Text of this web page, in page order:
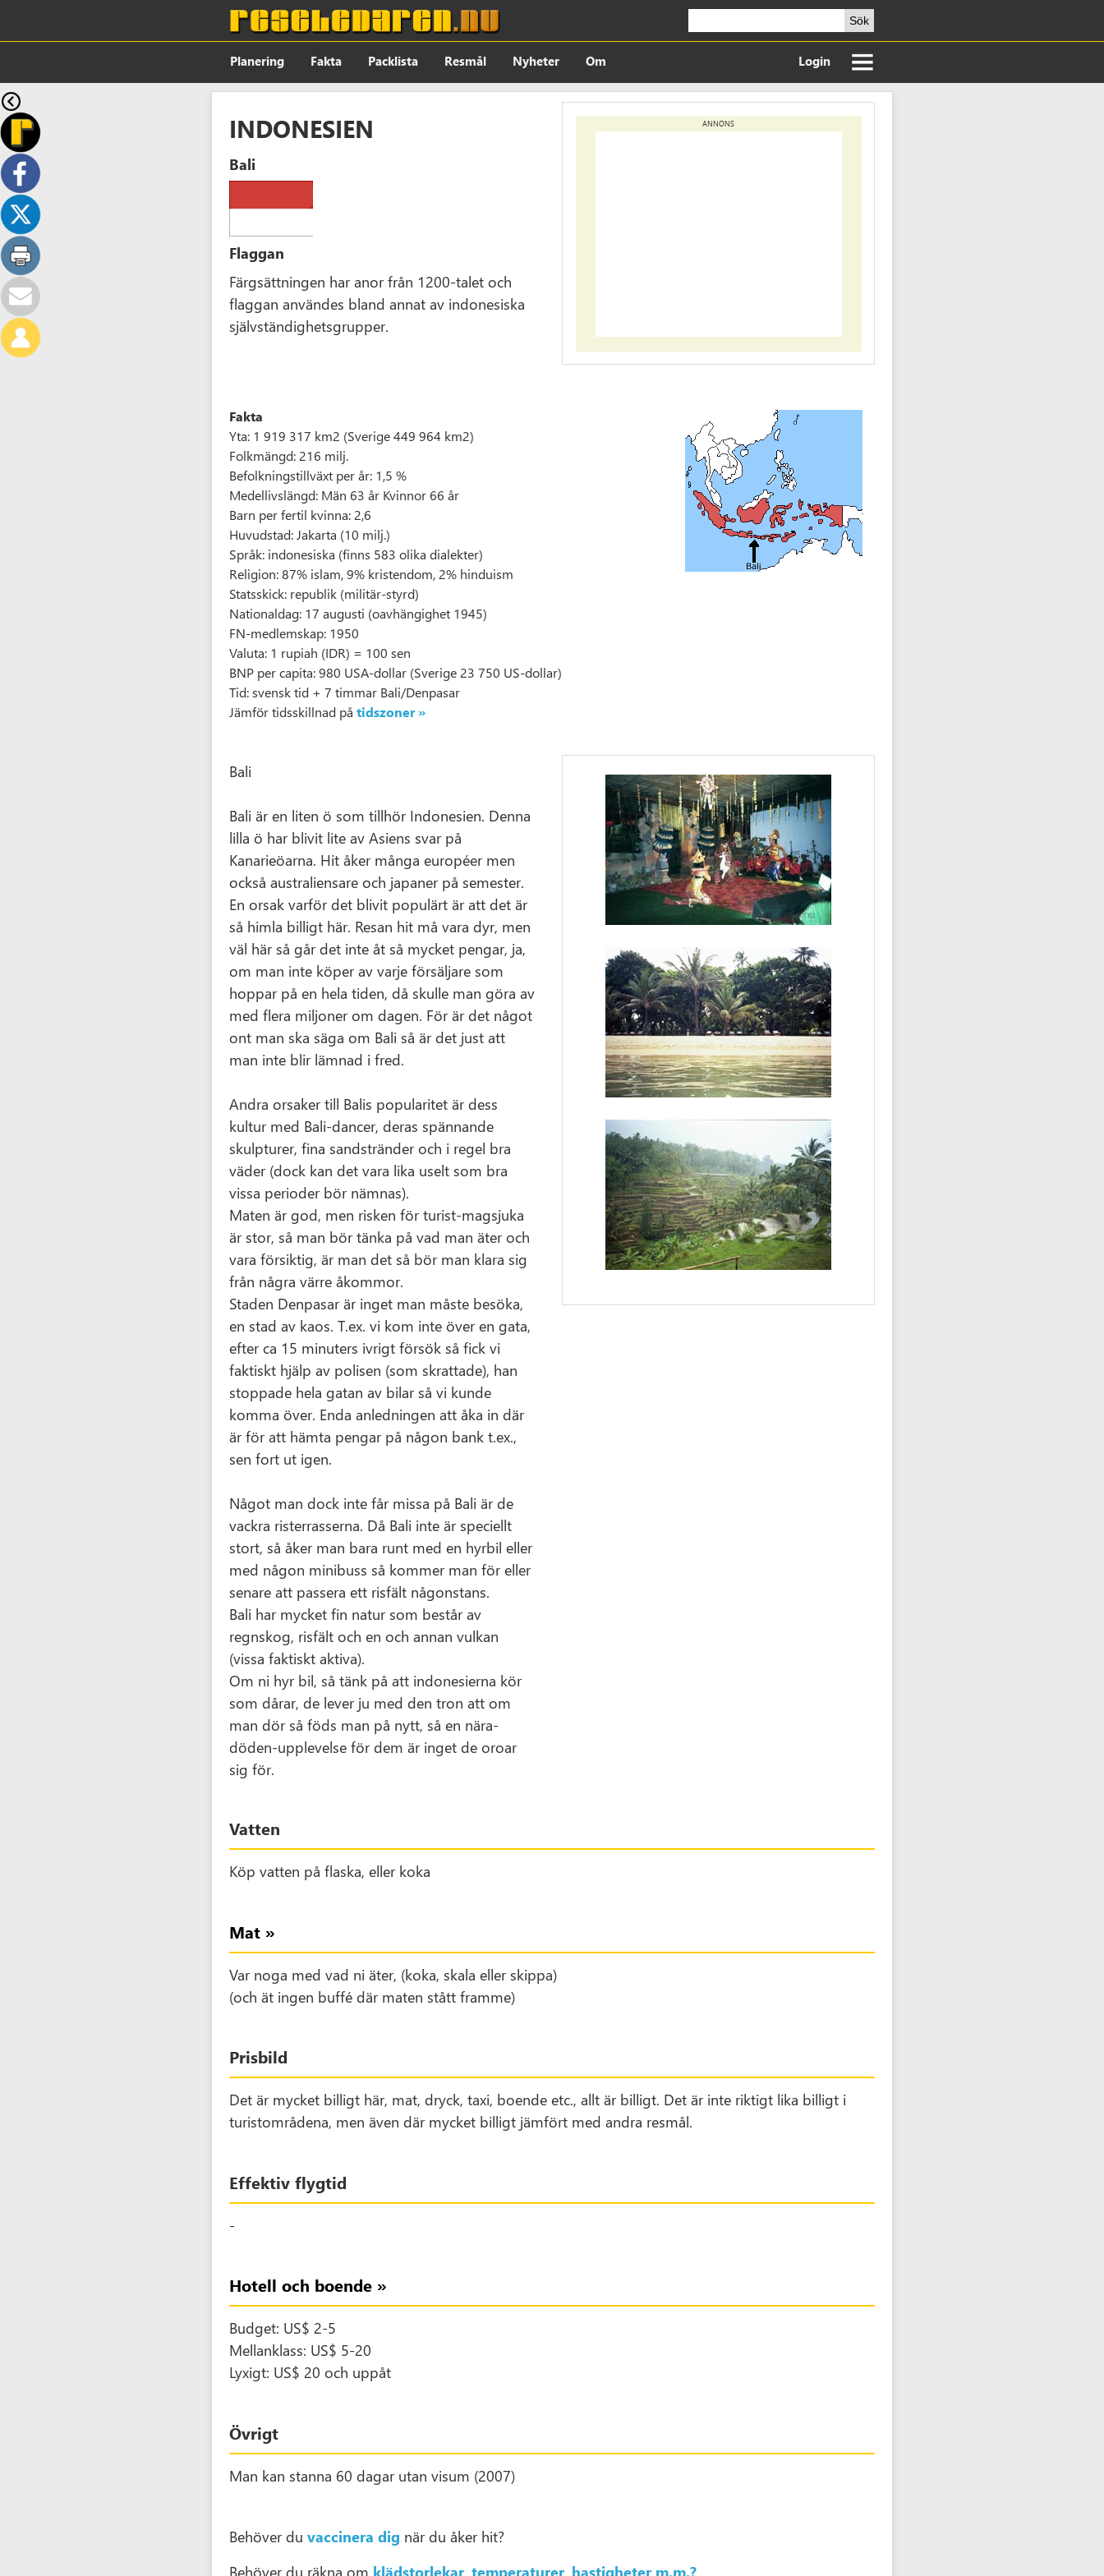
Sök
Planering Fakta Packlista Resmål Nyheter Om Login
INDONESIEN
Bali
Flaggan
Färgsättningen har anor från 1200-talet och
flaggan användes bland annat av indonesiska
självständighetsgrupper.
ANNONS
Fakta
Yta: 1 919 317 km2 (Sverige 449 964 km2)
Folkmängd: 216 milj.
Befolkningstillväxt per år: 1,5 %
Medellivslängd: Män 63 år Kvinnor 66 år
Barn per fertil kvinna: 2,6
Huvudstad: Jakarta (10 milj.)
Språk: indonesiska (finns 583 olika dialekter)
Religion: 87% islam, 9% kristendom, 2% hinduism
Statsskick: republik (militär-styrd)
Nationaldag: 17 augusti (oavhängighet 1945)
FN-medlemskap: 1950
Valuta: 1 rupiah (IDR) = 100 sen
BNP per capita: 980 USA-dollar (Sverige 23 750 US-dollar)
Tid: svensk tid + 7 timmar Bali/Denpasar
Jämför tidsskillnad på tidszoner »
Bali
Bali är en liten ö som tillhör Indonesien. Denna
lilla ö har blivit lite av Asiens svar på
Kanarieöarna. Hit åker många européer men
också australiensare och japaner på semester.
En orsak varför det blivit populärt är att det är
så himla billigt här. Resan hit må vara dyr, men
väl här så går det inte åt så mycket pengar, ja,
om man inte köper av varje försäljare som
hoppar på en hela tiden, då skulle man göra av
med flera miljoner om dagen. För är det något
ont man ska säga om Bali så är det just att
man inte blir lämnad i fred.
Andra orsaker till Balis popularitet är dess
kultur med Bali-dancer, deras spännande
skulpturer, fina sandstränder och i regel bra
väder (dock kan det vara lika uselt som bra
vissa perioder bör nämnas).
Maten är god, men risken för turist-magsjuka
är stor, så man bör tänka på vad man äter och
vara försiktig, är man det så bör man klara sig
från några värre åkommor.
Staden Denpasar är inget man måste besöka,
en stad av kaos. T.ex. vi kom inte över en gata,
efter ca 15 minuters ivrigt försök så fick vi
faktiskt hjälp av polisen (som skrattade), han
stoppade hela gatan av bilar så vi kunde
komma över. Enda anledningen att åka in där
är för att hämta pengar på någon bank t.ex.,
sen fort ut igen.
Något man dock inte får missa på Bali är de
vackra risterrasserna. Då Bali inte är speciellt
stort, så åker man bara runt med en hyrbil eller
med någon minibuss så kommer man för eller
senare att passera ett risfält någonstans.
Bali har mycket fin natur som består av
regnskog, risfält och en och annan vulkan
(vissa faktiskt aktiva).
Om ni hyr bil, så tänk på att indonesierna kör
som dårar, de lever ju med den tron att om
man dör så föds man på nytt, så en nära-
döden-upplevelse för dem är inget de oroar
sig för.
Vatten
Köp vatten på flaska, eller koka
Mat »
Var noga med vad ni äter, (koka, skala eller skippa)
(och ät ingen buffé där maten stått framme)
Prisbild
Det är mycket billigt här, mat, dryck, taxi, boende etc., allt är billigt. Det är inte riktigt lika billigt i
turistområdena, men även där mycket billigt jämfört med andra resmål.
Effektiv flygtid
-
Hotell och boende »
Budget: US$ 2-5
Mellanklass: US$ 5-20
Lyxigt: US$ 20 och uppåt
Övrigt
Man kan stanna 60 dagar utan visum (2007)
Behöver du vaccinera dig när du åker hit?
Behöver du räkna om klädstorlekar, temperaturer, hastigheter m.m.?